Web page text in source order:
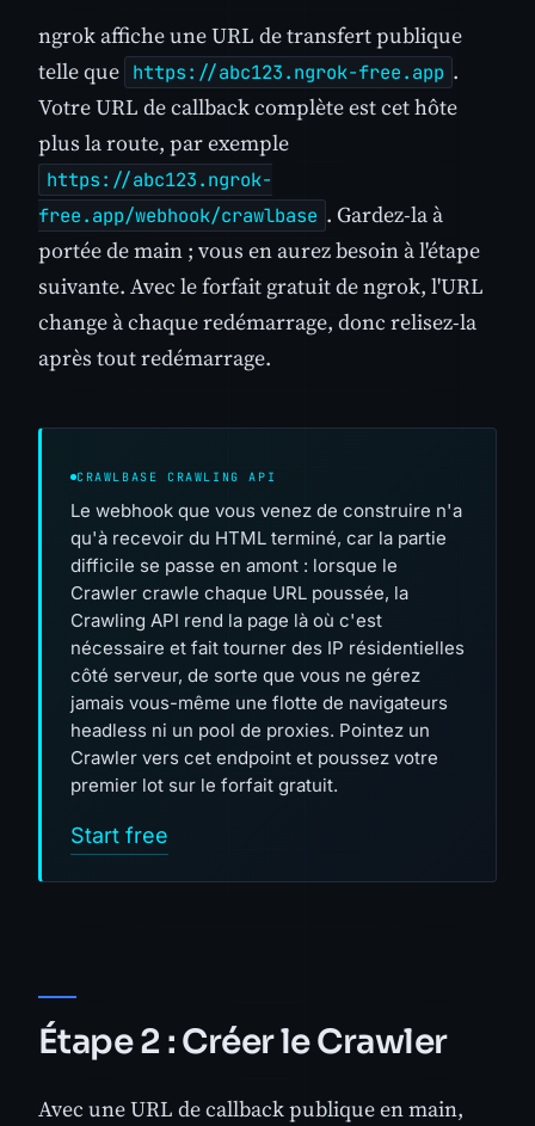
ngrok affiche une URL de transfert publique
telle que https://abc123.ngrok-free.app .
Votre URL de callback complète est cet hôte
plus la route, par exemple
https://abc123.ngrok-
free.app/webhook/crawlbase . Gardez-la à
portée de main ; vous en aurez besoin à l'étape
suivante. Avec le forfait gratuit de ngrok, l'URL
change à chaque redémarrage, donc relisez-la
après tout redémarrage.
CRAWLBASE CRAWLING API
Le webhook que vous venez de construire n'a
qu'à recevoir du HTML terminé, car la partie
difficile se passe en amont : lorsque le
Crawler crawle chaque URL poussée, la
Crawling API rend la page là où c'est
nécessaire et fait tourner des IP résidentielles
côté serveur, de sorte que vous ne gérez
jamais vous-même une flotte de navigateurs
headless ni un pool de proxies. Pointez un
Crawler vers cet endpoint et poussez votre
premier lot sur le forfait gratuit.
Start free
Étape 2 : Créer le Crawler
Avec une URL de callback publique en main,